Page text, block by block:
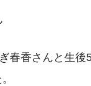
春香さんと生後